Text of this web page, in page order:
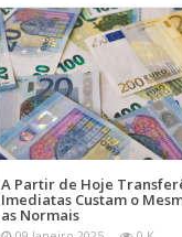
A Partir de Hoje
Imediatas Custam o
as Normais